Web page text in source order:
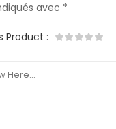
avec *
Product :